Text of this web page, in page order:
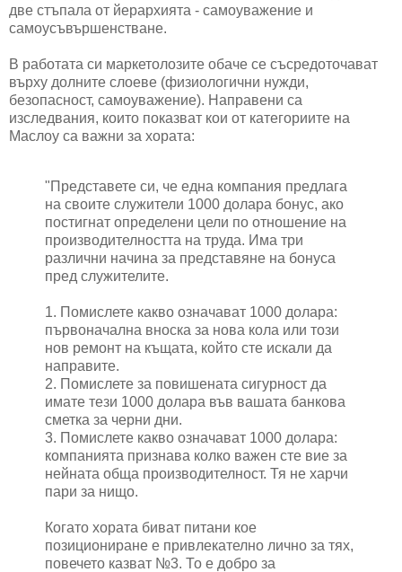
две стъпала от йерархията - самоуважение и
самоусъвършенстване.
В работата си маркетолозите обаче се съсредоточават
върху долните слоеве (физиологични нужди,
безопасност, самоуважение). Направени са
изследвания, които показват кои от категориите на
Маслоу са важни за хората:
"Представете си, че една компания предлага
на своите служители 1000 долара бонус, ако
постигнат определени цели по отношение на
производителността на труда. Има три
различни начина за представяне на бонуса
пред служителите.
1. Помислете какво означават 1000 долара:
първоначална вноска за нова кола или този
нов ремонт на къщата, който сте искали да
направите.
2. Помислете за повишената сигурност да
имате тези 1000 долара във вашата банкова
сметка за черни дни.
3. Помислете какво означават 1000 долара:
компанията признава колко важен сте вие за
нейната обща производителност. Тя не харчи
пари за нищо.
Когато хората биват питани кое
позициониране е привлекателно лично за тях,
повечето казват №3. То е добро за